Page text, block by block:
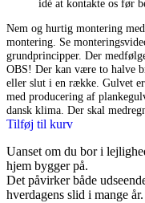
idé at kontakte os før
Nem og hurtig montering
montering. Se
grundprincipper. Der
OBS! Der kan være to halve
eller slut i en række. Gulvet
med producering af
dansk klima. Der skal
Tilføj til kurv
Uanset om du bor i
hjem bygger på.
Det påvirker både
hverdagens slid i mange år.